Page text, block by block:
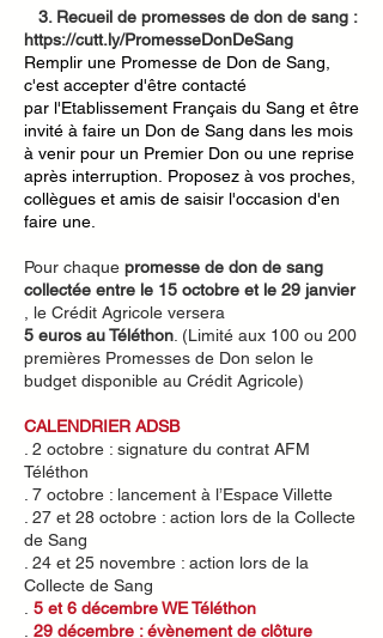
3. Recueil de promesses de don de sang :
https://cutt.ly/PromesseDonDeSang
Remplir une Promesse de Don de Sang,
c'est accepter d'être contacté
par l'Etablissement Français du Sang et être
invité à faire un Don de Sang dans les mois
à venir pour un Premier Don ou une reprise
après interruption. Proposez à vos proches,
collègues et amis de saisir l'occasion d'en
faire une.
Pour chaque promesse de don de sang
collectée entre le 15 octobre et le 29 janvier
, le Crédit Agricole versera
5 euros au Téléthon . (Limité aux 100 ou 200
premières Promesses de Don selon le
budget disponible au Crédit Agricole)
CALENDRIER ADSB
. 2 octobre : signature du contrat AFM
Téléthon
. 7 octobre : lancement à l’Espace Villette
. 27 et 28 octobre : action lors de la Collecte
de Sang
. 24 et 25 novembre : action lors de la
Collecte de Sang
5 et 6 décembre WE Téléthon
29 décembre : évènement de clôture